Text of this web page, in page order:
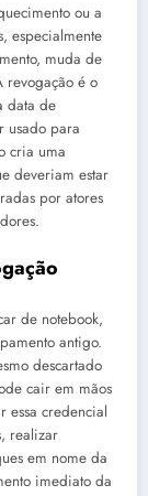
ou a
especialmente
muda de
revogação é o
data de
usado para
cria uma
deveriam estar
por atores
de notebook,
antigo.
descartado
cair em mãos
essa credencial
realizar
em nome da
imediato da